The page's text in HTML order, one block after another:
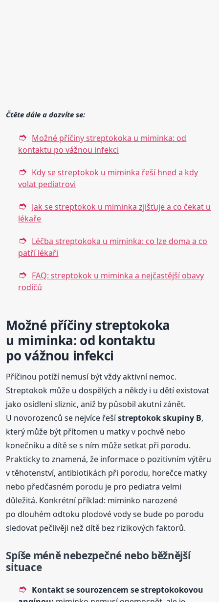
Čtěte dále a dozvíte se:
Možné příčiny streptokoka u miminka: od
kontaktu po vážnou infekci
Kdy se streptokok u miminka řeší hned a kdy
volat pediatrovi
Jak se streptokok u miminka zjišťuje a co čekat u
lékaře
Léčba streptokoka u miminka: co lze doma a co
patří lékaři
FAQ: streptokok u miminka a nejčastější obavy
rodičů
Možné příčiny streptokoka
u miminka: od kontaktu
po vážnou infekci
Příčinou potíží nemusí být vždy aktivní nemoc.
Streptokok může u dospělých a někdy i u dětí existovat
jako osídlení sliznic, aniž by působil akutní zánět.
U novorozenců se nejvíce řešístreptokok skupiny B,
který může být přítomen u matky v pochvě nebo
konečníku a dítě se s ním může setkat při porodu.
Prakticky to znamená, že informace o pozitivním výtěru
v těhotenství, antibiotikách při porodu, horečce matky
nebo předčasném porodu je pro pediatra velmi
důležitá. Konkrétní příklad: miminko narozené
po dlouhém odtoku plodové vody se bude po porodu
sledovat pečlivěji než dítě bez rizikových faktorů.
Spíše méně nebezpečné nebo běžnější
situace
Kontakt se sourozencem se streptokokovou